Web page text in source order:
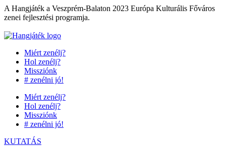
Ugrás
a
A Hangjáték a Veszprém-Balaton 2023 Európa Kulturális Főváros
zenei fejlesztési programja.
Miért zenélj?
Hol zenélj?
Missziónk
# zenélni jó!
Miért zenélj?
Hol zenélj?
Missziónk
# zenélni jó!
KUTATÁS